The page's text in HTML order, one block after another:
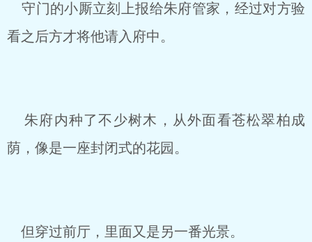
守门的小厮立刻上报给朱府管家，经过对方验
看之后方才将他请入府中。
朱府内种了不少树木，从外面看苍松翠柏成
荫，像是一座封闭式的花园。
但穿过前厅，里面又是另一番光景。